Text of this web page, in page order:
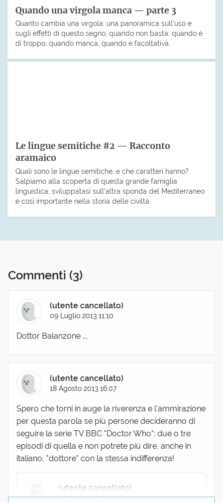
Quando una virgola manca — parte 3
Quanto cambia una virgola: una panoramica sull’uso e
sugli effetti di questo segno, quando non basta, quando è
di troppo, quando manca, quando è facoltativa.
Le lingue semitiche #2 — Racconto
aramaico
Quali sono le lingue semitiche, e che caratteri hanno?
Salpiamo alla scoperta di questa grande famiglia
linguistica, sviluppatasi sull’altra sponda del Mediterraneo
e così importante nella storia delle civiltà.
Commenti (3)
(utente cancellato)
09 Luglio 2013 11:10
Dottor Balanzone ...
(utente cancellato)
18 Agosto 2013 16:07
Spero che torni in auge la riverenza e l'ammirazione
per questa parola se più persone decideranno di
seguire la serie TV BBC "Doctor Who": due o tre
episodi di quella e non potrete più dire, anche in
italiano, "dottore" con la stessa indifferenza!
(utente cancellato)
05 Aprile 2017 10:26